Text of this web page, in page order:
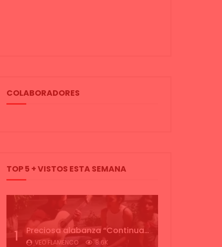
COLABORADORES
TOP 5 + VISTOS ESTA SEMANA
1 Preciosa alabanza “Continua” cantada por ALBA CORTES acompañada de IVAN a la guitarra | VEOFLAMENCO
VEO FLAMENCO 8.6K